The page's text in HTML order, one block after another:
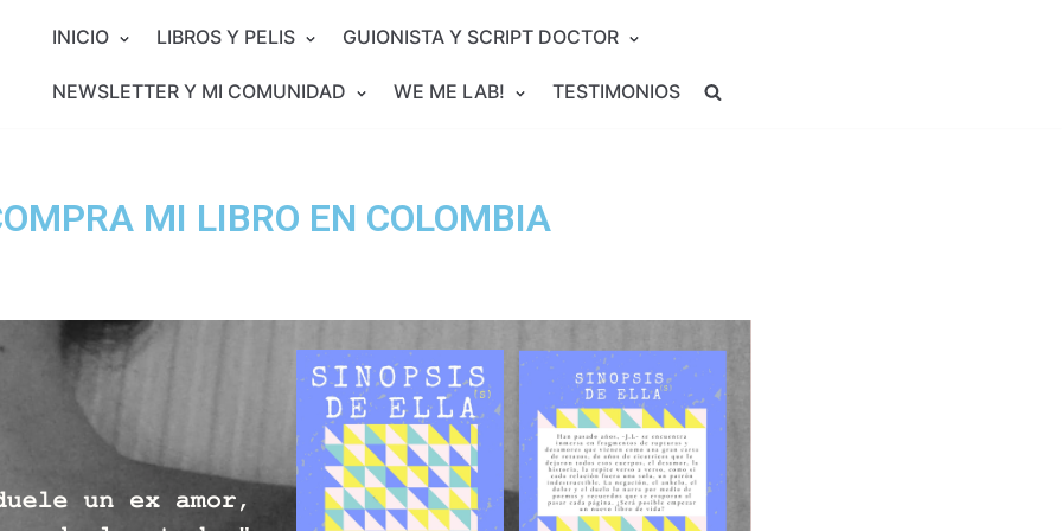
INICIO LIBROS Y PELIS GUIONISTA Y SCRIPT DOCTOR
NEWSLETTER Y MI COMUNIDAD WE ME LAB! TESTIMONIOS
MI LIBRO EN COLOMBIA